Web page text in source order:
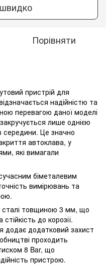
Порівняти
пристрій для
надійністю та
перевагою даної моделі
лише однією
середини. Це значно
автоклава, у
які вимагали
біметалевим
вимірювань та
сталі товщиною 3 мм, що
до корозії.
додає додатковий захист
проходить
8 Bar, що
пристрою.